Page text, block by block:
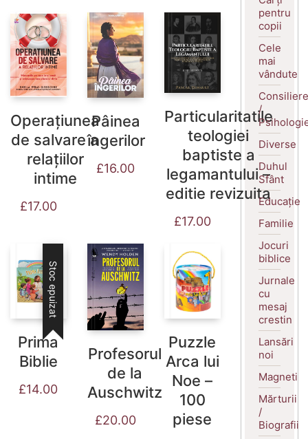
Operațiunea
de salvare a
relațiilor
intime
£17.00
Pâinea
îngerilor
£16.00
Particularitatile
teologiei
baptiste a
legamantului –
editie revizuita
£17.00
Stoc epuizat
Prima
Biblie
£14.00
Profesorul
de la
Auschwitz
£20.00
Puzzle
Arca lui
Noe –
100
piese
pentru
copii
Cele
mai
vândute
Consiliere
/
Diverse
Duhul
Sfânt
Educație
Familie
Jocuri
biblice
Jurnale
cu
mesaj
crestin
Lansări
noi
Magneti
Mărturii
/
Biografii